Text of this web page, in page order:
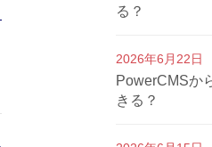
る？
2026年6月22日
PowerCMSか
きる？